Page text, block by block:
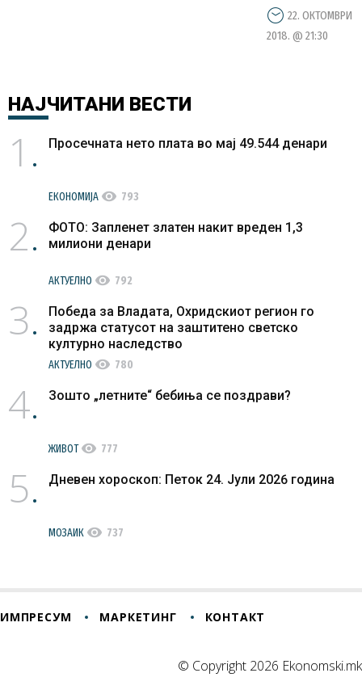
22. ОКТОМВРИ
2018. @ 21:30
НАЈЧИТАНИ ВЕСТИ
1 Просечната нето плата во мај 49.544 денари
ЕКОНОМИЈА visibility 793
2
ФОТО: Запленет златен накит вреден 1,3
милиони денари
АКТУЕЛНО visibility 792
3
Победа за Владата, Охридскиот регион го
задржа статусот на заштитено светско
културно наследство
АКТУЕЛНО visibility 780
4 Зошто „летните“ бебиња се поздрави?
ЖИВОТvisibility 777
5 Дневен хороскоп: Петок 24. Јули 2026 година
МОЗАИК visibility 737
ИМПРЕСУМ МАРКЕТИНГ КОНТАКТ
© Copyright 2026 Ekonomski.mk